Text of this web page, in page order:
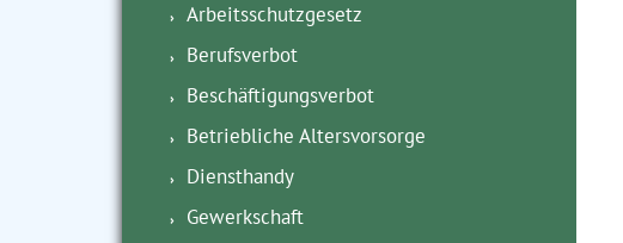
Arbeitsschutzgesetz
Berufsverbot
Beschäftigungsverbot
Betriebliche Altersvorsorge
Diensthandy
Gewerkschaft